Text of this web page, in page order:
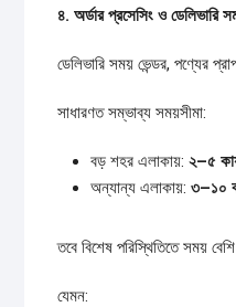
৪. অর্ডারপ্রসেসিং ওডেলিভারি
ডেলিভারি সময় ভেন্ডর, পণ্যের
সাধারণত সম্ভাব্য সময়সীমা:
বড় শহর এলাকায়: ২–৫
অন্যান্য এলাকায়: ৩–১০
তবে বিশেষ পরিস্থিতিতে সময়
যেমন: